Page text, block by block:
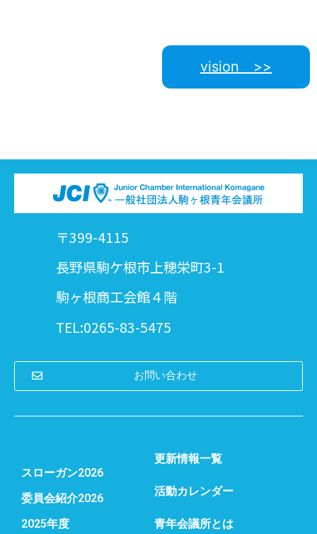
vision >>
〒399-4115
長野県駒ケ根市上穂栄町3-1
駒ヶ根商工会館４階
TEL:0265-83-5475
お問い合わせ
スローガン2026
委員会紹介2026
2025年度
更新情報一覧
活動カレンダー
青年会議所とは